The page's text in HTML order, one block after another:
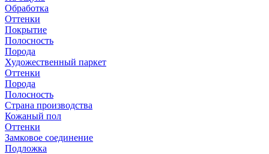
Обработка
Оттенки
Покрытие
Полосность
Порода
Художественный паркет
Оттенки
Порода
Полосность
Страна производства
Кожаный пол
Оттенки
Замковое соединение
Подложка